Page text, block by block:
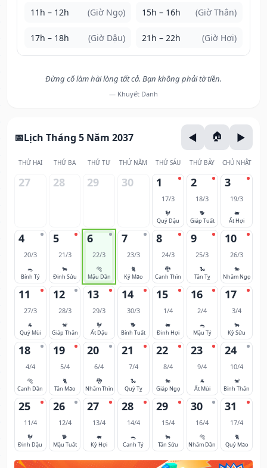
11h – 12h (Giờ Ngọ) 15h – 16h (Giờ Thân)
17h – 18h (Giờ Dậu) 21h – 22h (Giờ Hợi)
Đừng cố làm hài lòng tất cả. Bạn không phải tờ tiền.
— Khuyết Danh
Lịch Tháng 5 Năm 2037
THỨ HAI THỨ BA THỨ TƯ THỨ NĂM THỨ SÁU THỨ BẢY CHỦ NHẬT
27 28 29 30 1
17/3
🐓
Quý Dậu
2
18/3
🐕
Giáp Tuất
3
19/3
🐖
Ất Hợi
4
20/3
🐀
Bính Tý
5
21/3
🐂
Đinh Sửu
6
22/3
🐅
Mậu Dần
7
23/3
🐈
Kỷ Mão
8
24/3
🐉
Canh Thìn
9
25/3
🐍
Tân Tỵ
10
26/3
🐎
Nhâm Ngọ
11
27/3
🐐
Quý Mùi
12
28/3
🐒
Giáp Thân
13
29/3
🐓
Ất Dậu
14
30/3
🐕
Bính Tuất
15
1/4
🐖
Đinh Hợi
16
2/4
🐀
Mậu Tý
17
3/4
🐂
Kỷ Sửu
18
4/4
🐅
Canh Dần
19
5/4
🐈
Tân Mão
20
6/4
🐉
Nhâm Thìn
21
7/4
🐍
Quý Tỵ
22
8/4
🐎
Giáp Ngọ
23
9/4
🐐
Ất Mùi
24
10/4
🐒
Bính Thân
25
11/4
🐓
Đinh Dậu
26
12/4
🐕
Mậu Tuất
27
13/4
🐖
Kỷ Hợi
28
14/4
🐀
Canh Tý
29
15/4
🐂
Tân Sửu
30
16/4
🐅
Nhâm Dần
31
17/4
🐈
Quý Mão